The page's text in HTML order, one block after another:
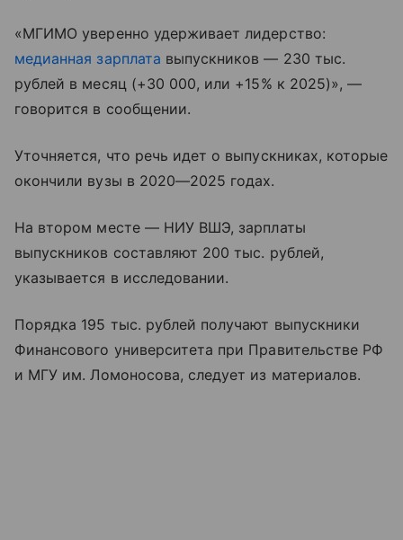
«МГИМО уверенно удерживает лидерство:
медианная зарплата выпускников — 230 тыс.
рублей в месяц (+30 000, или +15% к 2025)», —
говорится в сообщении.
Уточняется, что речь идет о выпускниках, которые
окончили вузы в 2020—2025 годах.
На втором месте — НИУ ВШЭ, зарплаты
выпускников составляют 200 тыс. рублей,
указывается в исследовании.
Порядка 195 тыс. рублей получают выпускники
Финансового университета при Правительстве РФ
и МГУ им. Ломоносова, следует из материалов.